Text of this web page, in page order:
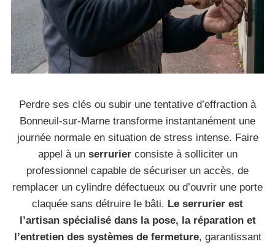
Perdre ses clés ou subir une tentative d’effraction à
Bonneuil-sur-Marne transforme instantanément une
journée normale en situation de stress intense. Faire
appel à un serrurierconsiste à solliciter un
professionnel capable de sécuriser un accès, de
remplacer un cylindre défectueux ou d’ouvrir une porte
claquée sans détruire le bâti. Le serrurier est
l’artisan spécialisé dans la pose, la réparation et
l’entretien des systèmes de fermeture, garantissant